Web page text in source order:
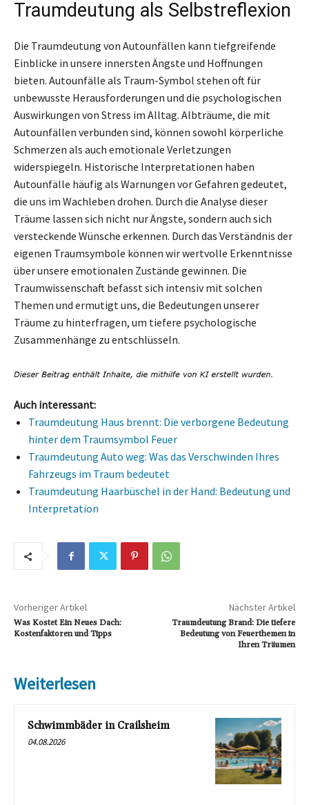
Traumdeutung als Selbstreflexion
Die Traumdeutung von Autounfällen kann tiefgreifende
Einblicke in unsere innersten Ängste und Hoffnungen
bieten. Autounfälle als Traum-Symbol stehen oft für
unbewusste Herausforderungen und die psychologischen
Auswirkungen von Stress im Alltag. Albträume, die mit
Autounfällen verbunden sind, können sowohl körperliche
Schmerzen als auch emotionale Verletzungen
widerspiegeln. Historische Interpretationen haben
Autounfälle häufig als Warnungen vor Gefahren gedeutet,
die uns im Wachleben drohen. Durch die Analyse dieser
Träume lassen sich nicht nur Ängste, sondern auch sich
versteckende Wünsche erkennen. Durch das Verständnis der
eigenen Traumsymbole können wir wertvolle Erkenntnisse
über unsere emotionalen Zustände gewinnen. Die
Traumwissenschaft befasst sich intensiv mit solchen
Themen und ermutigt uns, die Bedeutungen unserer
Träume zu hinterfragen, um tiefere psychologische
Zusammenhänge zu entschlüsseln.
Auch interessant:
Traumdeutung Haus brennt: Die verborgene Bedeutung
hinter dem Traumsymbol Feuer
Traumdeutung Auto weg: Was das Verschwinden Ihres
Fahrzeugs im Traum bedeutet
Traumdeutung Haarbüschel in der Hand: Bedeutung und
Interpretation
Vorheriger Artikel
Was Kostet Ein Neues Dach:
Kostenfaktoren und Tipps
Nächster Artikel
Traumdeutung Brand: Die tiefere
Bedeutung von Feuerthemen in
Ihren Träumen
Weiterlesen
Schwimmbäder in Crailsheim
04.08.2026